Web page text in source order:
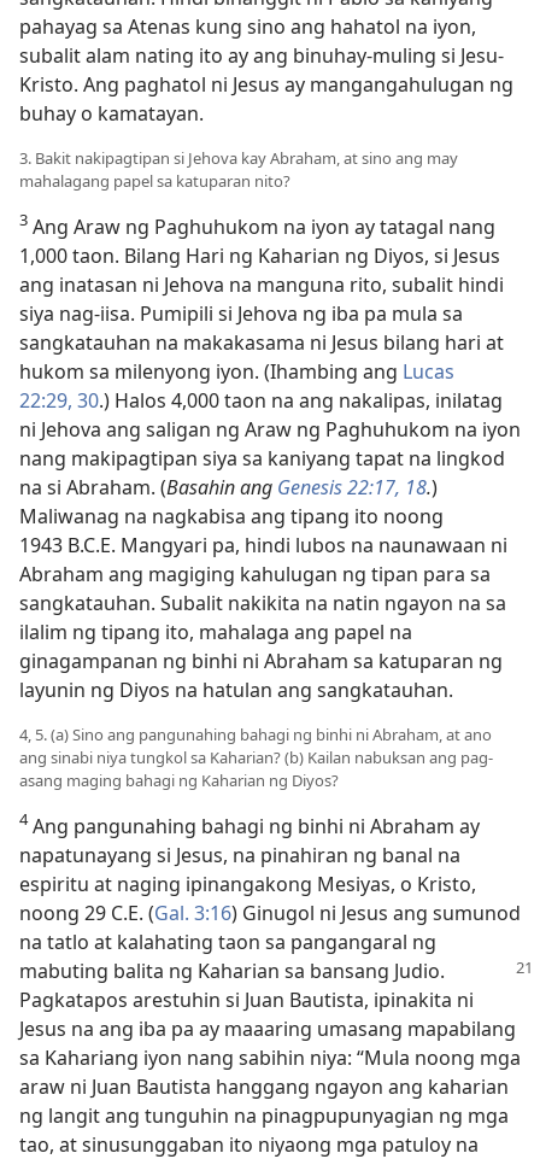
pahayag sa Atenas kung sino ang hahatol na iyon,
subalit alam nating ito ay ang binuhay-muling si Jesu-
Kristo. Ang paghatol ni Jesus ay mangangahulugan ng
buhay o kamatayan.
3. Bakit nakipagtipan si Jehova kay Abraham, at sino ang may
mahalagang papel sa katuparan nito?
3 Ang Araw ng Paghuhukom na iyon ay tatagal nang
1,000 taon. Bilang Hari ng Kaharian ng Diyos, si Jesus
ang inatasan ni Jehova na manguna rito, subalit hindi
siya nag-iisa. Pumipili si Jehova ng iba pa mula sa
sangkatauhan na makakasama ni Jesus bilang hari at
hukom sa milenyong iyon. (Ihambing ang Lucas
22:29, 30.) Halos 4,000 taon na ang nakalipas, inilatag
ni Jehova ang saligan ng Araw ng Paghuhukom na iyon
nang makipagtipan siya sa kaniyang tapat na lingkod
na si Abraham. (Basahin ang Genesis 22:17, 18.)
Maliwanag na nagkabisa ang tipang ito noong
1943 B.C.E. Mangyari pa, hindi lubos na naunawaan ni
Abraham ang magiging kahulugan ng tipan para sa
sangkatauhan. Subalit nakikita na natin ngayon na sa
ilalim ng tipang ito, mahalaga ang papel na
ginagampanan ng binhi ni Abraham sa katuparan ng
layunin ng Diyos na hatulan ang sangkatauhan.
4, 5. (a) Sino ang pangunahing bahagi ng binhi ni Abraham, at ano
ang sinabi niya tungkol sa Kaharian? (b) Kailan nabuksan ang pag-
asang maging bahagi ng Kaharian ng Diyos?
4Ang pangunahing bahagi ng binhi ni Abraham ay
napatunayang si Jesus, na pinahiran ng banal na
espiritu at naging ipinangakong Mesiyas, o Kristo,
noong 29 C.E. (Gal. 3:16) Ginugol ni Jesus ang sumunod
na tatlo at kalahating taon sa pangangaral ng
mabuting balita ng Kaharian sa bansang Judio.
Pagkatapos arestuhin si Juan Bautista, ipinakita ni
Jesus na ang iba pa ay maaaring umasang mapabilang
sa Kahariang iyon nang sabihin niya: “Mula noong mga
araw ni Juan Bautista hanggang ngayon ang kaharian
ng langit ang tunguhin na pinagpupunyagian ng mga
tao, at sinusunggaban ito niyaong mga patuloy na